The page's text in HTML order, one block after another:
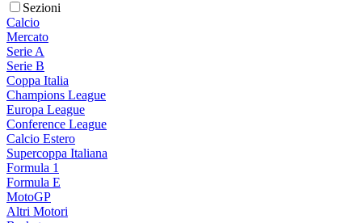
Sezioni
Calcio
Mercato
Serie A
Serie B
Coppa Italia
Champions League
Europa League
Conference League
Calcio Estero
Supercoppa Italiana
Formula 1
Formula E
MotoGP
Altri Motori